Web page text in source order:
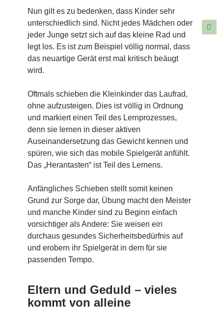
Nun gilt es zu bedenken, dass Kinder sehr
unterschiedlich sind. Nicht jedes Mädchen oder
jeder Junge setzt sich auf das kleine Rad und
legt los. Es ist zum Beispiel völlig normal, dass
das neuartige Gerät erst mal kritisch beäugt
wird.
Oftmals schieben die Kleinkinder das Laufrad,
ohne aufzusteigen. Dies ist völlig in Ordnung
und markiert einen Teil des Lernprozesses,
denn sie lernen in dieser aktiven
Auseinandersetzung das Gewicht kennen und
spüren, wie sich das mobile Spielgerät anfühlt.
Das „Herantasten“ ist Teil des Lernens.
Anfängliches Schieben stellt somit keinen
Grund zur Sorge dar, Übung macht den Meister
und manche Kinder sind zu Beginn einfach
vorsichtiger als Andere: Sie weisen ein
durchaus gesundes Sicherheitsbedürfnis auf
und erobern ihr Spielgerät in dem für sie
passenden Tempo.
Eltern und Geduld – vieles
kommt von alleine